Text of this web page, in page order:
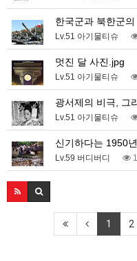
한국군과 북한군
Lv.51 아기물티슈
멋진 달 사진.jpg
Lv.51 아기물티슈
광서제의 비극, 그
Lv.51 아기물티슈
신기하다는 1950
Lv.59 버디버디
1 2